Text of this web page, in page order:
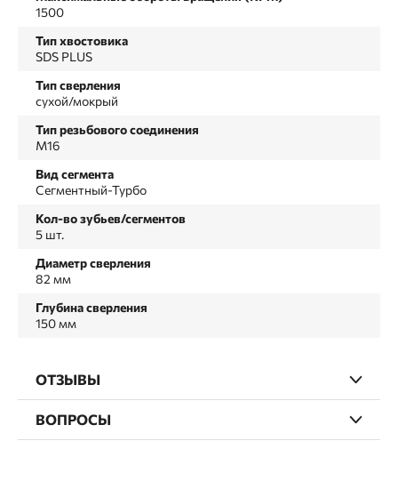
1500
Тип хвостовика
SDS PLUS
Тип сверления
сухой/мокрый
Тип резьбового соединения
М16
Вид сегмента
Сегментный-Турбо
Кол-во зубьев/сегментов
5 шт.
Диаметр сверления
82 мм
Глубина сверления
150 мм
ОТЗЫВЫ
ВОПРОСЫ